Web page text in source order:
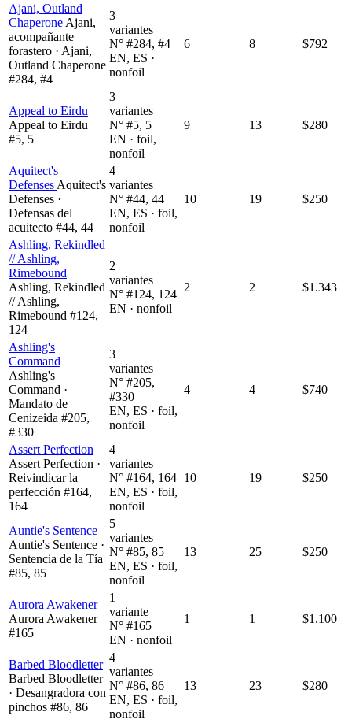
Ajani, Outland
Chaperone Ajani,
acompañante
forastero · Ajani,
Outland Chaperone
#284, #4
3
variantes
N° #284, #4
EN, ES ·
nonfoil
6 8 $792
Appeal to Eirdu
Appeal to Eirdu
#5, 5
3
variantes
N° #5, 5
EN · foil,
nonfoil
9 13 $280
Aquitect's
Defenses Aquitect's
Defenses ·
Defensas del
acuitecto #44, 44
4
variantes
N° #44, 44
EN, ES · foil,
nonfoil
10 19 $250
Ashling, Rekindled
// Ashling,
Rimebound
Ashling, Rekindled
// Ashling,
Rimebound #124,
124
2
variantes
N° #124, 124
EN · nonfoil
2 2 $1.343
Ashling's
Command
Ashling's
Command ·
Mandato de
Cenizeida #205,
#330
3
variantes
N° #205,
#330
EN, ES · foil,
nonfoil
4 4 $740
Assert Perfection
Assert Perfection ·
Reivindicar la
perfección #164,
164
4
variantes
N° #164, 164
EN, ES · foil,
nonfoil
10 19 $250
Auntie's Sentence
Auntie's Sentence ·
Sentencia de la Tía
#85, 85
5
variantes
N° #85, 85
EN, ES · foil,
nonfoil
13 25 $250
Aurora Awakener
Aurora Awakener
#165
1
variante
N° #165
EN · nonfoil
1 1 $1.100
Barbed Bloodletter
Barbed Bloodletter
· Desangradora con
pinchos #86, 86
4
variantes
N° #86, 86
EN, ES · foil,
nonfoil
13 23 $280